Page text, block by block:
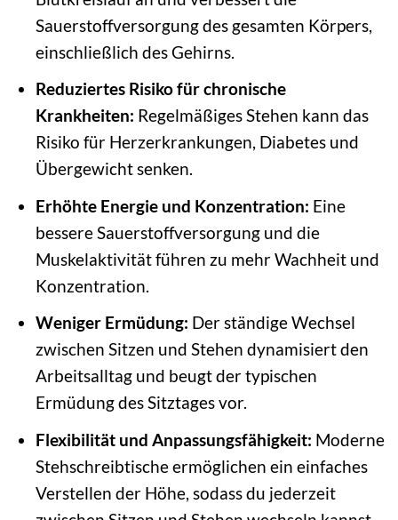
Sauerstoffversorgung des gesamten Körpers,
einschließlich des Gehirns.
Reduziertes Risiko für chronische
Krankheiten: Regelmäßiges Stehen kann das
Risiko für Herzerkrankungen, Diabetes und
Übergewicht senken.
Erhöhte Energie und Konzentration: Eine
bessere Sauerstoffversorgung und die
Muskelaktivität führen zu mehr Wachheit und
Konzentration.
Weniger Ermüdung: Der ständige Wechsel
zwischen Sitzen und Stehen dynamisiert den
Arbeitsalltag und beugt der typischen
Ermüdung des Sitztages vor.
Flexibilität und Anpassungsfähigkeit: Moderne
Stehschreibtische ermöglichen ein einfaches
Verstellen der Höhe, sodass du jederzeit